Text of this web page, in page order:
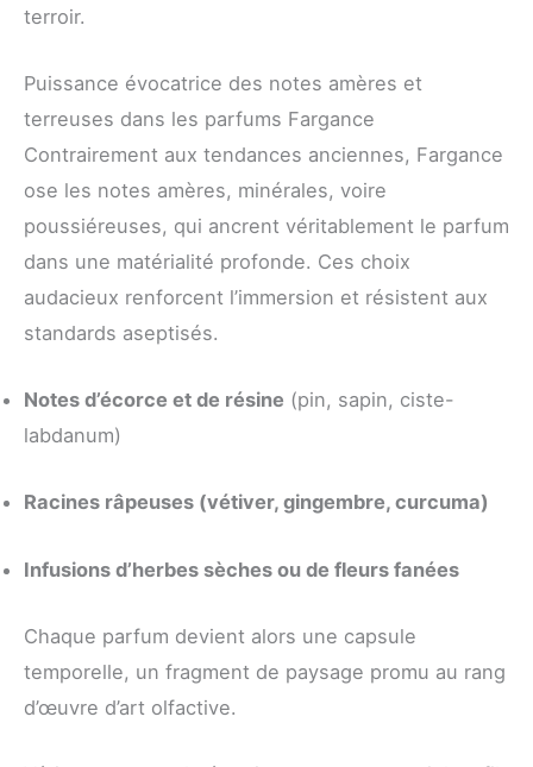
terroir.
Puissance évocatrice des notes amères et
terreuses dans les parfums Fargance
Contrairement aux tendances anciennes, Fargance
ose les notes amères, minérales, voire
poussiéreuses, qui ancrent véritablement le parfum
dans une matérialité profonde. Ces choix
audacieux renforcent l’immersion et résistent aux
standards aseptisés.
Notes d’écorce et de résine (pin, sapin, ciste-
labdanum)
Racines râpeuses (vétiver, gingembre, curcuma)
Infusions d’herbes sèches ou de fleurs fanées
Chaque parfum devient alors une capsule
temporelle, un fragment de paysage promu au rang
d’œuvre d’art olfactive.